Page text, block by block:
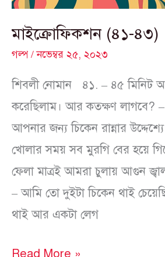
মাইক্রোফিকশন (৪১-৪৩)
গল্প/নভেম্বর ২৫, ২০২৩
শিবলী নোমান ৪১. – ৪৫ মিনিট
করেছিলাম। আর কতক্ষণ লাগবে? –
আপনার জন্য চিকেন রান্নার
খোলার সময় সব মুরগি বের হয়ে
ফেলা মাত্রই আমরা চুলায় আগুন
– আমি তো দুইটা চিকেন থাই
থাই আর একটা লেগ
Read More »